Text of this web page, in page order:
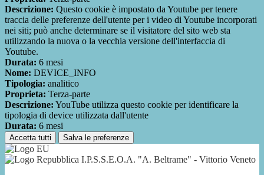
Descrizione: Questo cookie è impostato da Youtube per tenere
traccia delle preferenze dell'utente per i video di Youtube incorporati
nei siti; può anche determinare se il visitatore del sito web sta
utilizzando la nuova o la vecchia versione dell'interfaccia di
Youtube.
Durata: 6 mesi
Nome: DEVICE_INFO
Tipologia: analitico
Proprieta: Terza-parte
Descrizione: YouTube utilizza questo cookie per identificare la
tipologia di device utilizzata dall'utente
Durata: 6 mesi
Accetta tutti Salva le preferenze
I.P.S.S.E.O.A. "A. Beltrame" - Vittorio Veneto